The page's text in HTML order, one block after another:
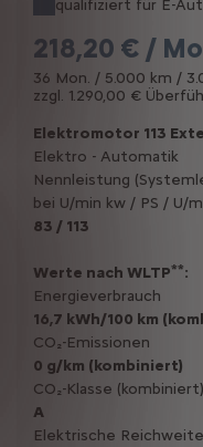
qualifiziert für E-
218,20 € /
36 Mon. / 5.000 km /
zzgl. 1.290,00 €
Elektromotor 113
Elektro - Automatik
Nennleistung
bei U/min kw / PS / U/
83 / 113
Werte nach WLTP**:
Energieverbrauch
16,7 kWh/100 km
CO₂-Emissionen
0 g/km (kombiniert)
CO₂-Klasse (kombiniert)
A
Elektrische